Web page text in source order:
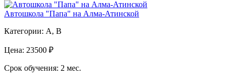
Автошкола "Папа" на Алма-Атинской
Категории: A, B
Цена: 23500 ₽
Срок обучения: 2 мес.